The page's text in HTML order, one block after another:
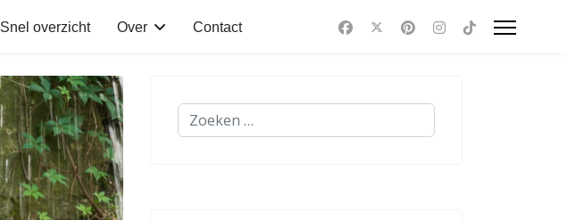
Snel overzicht Over Contact